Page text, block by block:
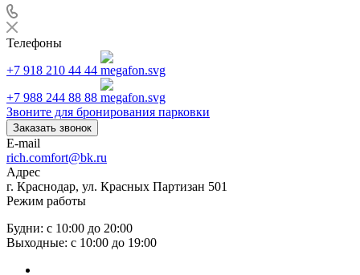
Телефоны
+7 918 210 44 44
+7 988 244 88 88
Звоните для бронирования парковки
Заказать звонок
E-mail
rich.comfort@bk.ru
Адрес
г. Краснодар, ул. Красных Партизан 501
Режим работы
Будни: с 10:00 до 20:00
Выходные: с 10:00 до 19:00